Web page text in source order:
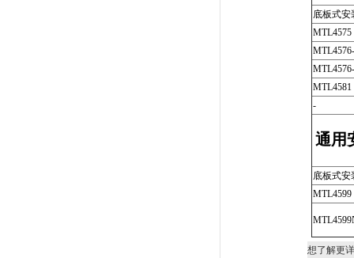
底板式安
MTL4575
MTL4581
-
通用
底板式安
MTL4599
想了解更